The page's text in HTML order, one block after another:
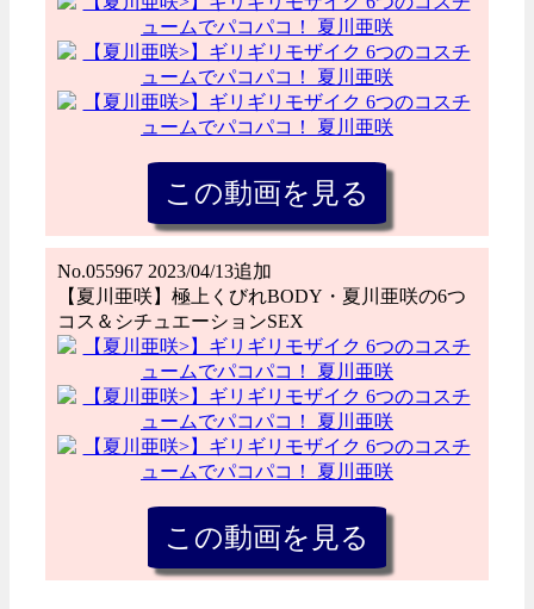
No.055967 2023/04/13追加
【夏川亜咲】極上くびれBODY・夏川亜咲の6つ
コス＆シチュエーションSEX